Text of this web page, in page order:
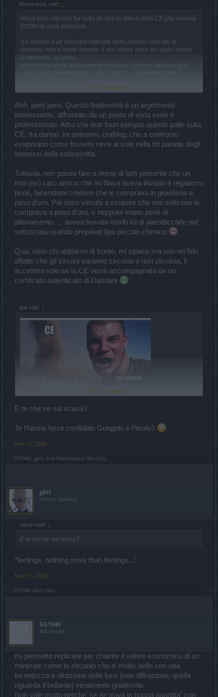
Marsicanus said: ↑
Allora visto che non ho nulla da fare in attesa della CE che arriverà
SOON mi sono informato.
"Lo zircone è un minerale naturale dello zirconio (silicato di
zirconio), raro e molto lucente. Il suo colore varia dal giallo-bruno,
al verdastro, al rosso.
In oreficeria viene abitualmente chiamato “zircone” quello che in
non dalla natura. Il suo valore è quindi molto minore del vero
incolore, somigliante al diamante.
Il vero diamante è invece un cristallo di carbonio, estremamente
duro e lucente. È solitamente incolore o giallo-bruno. I diamanti
grezzi vengono tagliati e sfaccettati secondo diversi tipi di taglio,
che sono caratterizzati dalla forma e dalla disposizione delle
faccette. La più comune è quella “a brillante”. Essa prevede delle
serie concentriche di 8 o 16 faccette, di forma solitamente
quadrangolare o triangolare. Il taglio a brillante può comunque
ovale o a goccia."
Quindi su DSO non avremo quelli creati in laboratorio che ha un
basso valore bensì quelli naturali di colore GIALLO.
Click to expand...
Ahh, però però. Questo finalmente é un argomento
interessante, affrontato da un punto di vista serio e
professionale. Altro che tirar fuori sempre queste palle sulla
CE, tra danno, incantesimi, crafting, che a confronto
evaporano come fossero neve al sole nella hit parade degli
interessi della sottoscritta.
Tuttavia, non posso fare a meno di farti presente che un
mio (ex) caro amico che mi filava aveva iniziato a regalarmi
perle, facendomi credere che le comprava in gioielleria a
peso d'oro. Poi sono venuta a scoprire che non solo non le
comprava a peso d'oro, e neppure erano perle di
allevamento. ... aveva trovato modo lui di alambiccarle nel
sottoscala usando preparati tipo piccolo chimico
Qua, visto chi abbiamo di fronte, mi spiace ma non mi fido
affatto che gli zirconi saranno zirconio e non zirconia, li
accetterò solo se la CE verrà accompagnata da un
certificato autenticato di Damiani
gbit said: ↑
Click to expand...
E te che ne sai scusa?
Te l'hanno forse confidato Gongolo e Pisolo?
Nov 11, 2020
GS1946 gbit and Marsicanus like this.
gbit
Forum General
Javah said: ↑
E te che ne sai scusa?
"feelings, nothing more than feelings..."
Nov 11, 2020
GS1946 likes this.
GS1946
Advanced
mi permetto replicare per chiarire il valore economico di un
minerale come lo zirconio che e' molto bello con una
lucentezza e rifrazione della luce (non diffrazione, quella
riguarda il brillante) veramente gradevole.
Non vale molto perche' se ne trova in buona quantita' con